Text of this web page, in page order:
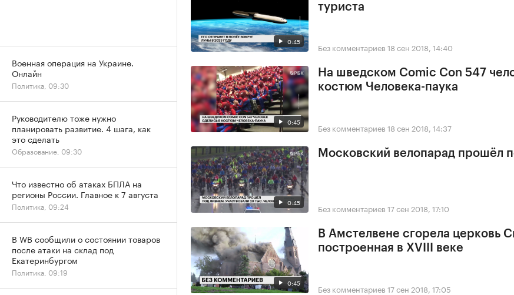
0:45
туриста
Без комментариев 18 сен 2018, 14:40
0:45
На шведском Comic Con 547
костюм Человека-паука
Без комментариев 18 сен 2018, 14:37
0:45
Московский велопарад прошёл
Без комментариев 17 сен 2018, 17:10
0:45
В Амстелвене сгорела церковь
построенная в XVIII веке
Без комментариев 17 сен 2018, 17:05
Военная операция на Украине.
Онлайн
Политика, 09:30
Руководителю тоже нужно
планировать развитие. 4 шага, как
это сделать
Образование, 09:30
Что известно об атаках БПЛА на
регионы России. Главное к 7 августа
Политика, 09:24
В WB сообщили о состоянии товаров
после атаки на склад под
Екатеринбургом
Политика, 09:19